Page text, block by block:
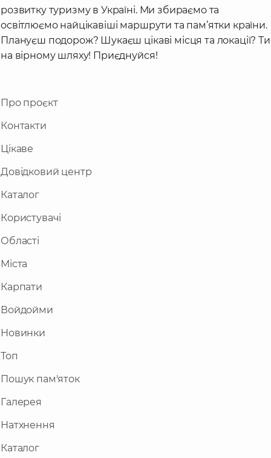
розвитку туризму в Україні. Ми збираємо та
освітлюємо найцікавіші маршрути та пам’ятки країни.
Плануєш подорож? Шукаєш цікаві місця та локації? Ти
на вірному шляху! Приєднуйся!
Про проєкт
Контакти
Цікаве
Довідковий центр
Каталог
Користувачі
Області
Міста
Карпати
Войдойми
Новинки
Топ
Пошук пам'яток
Галерея
Натхнення
Каталог